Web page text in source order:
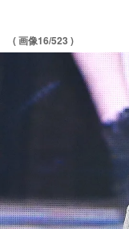
( 画像16/523 )